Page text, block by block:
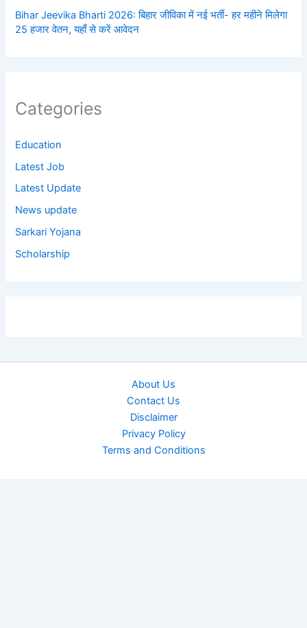
Bihar Jeevika Bharti 2026: बिहार जीविका में नई भर्ती- हर महीने मिलेगा
25 हजार वेतन, यहाँ से करें आवेदन
Categories
Education
Latest Job
Latest Update
News update
Sarkari Yojana
Scholarship
About Us
Contact Us
Disclaimer
Privacy Policy
Terms and Conditions